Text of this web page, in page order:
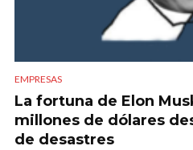
EMPRESAS
La fortuna de Elon
millones de dólares
de desastres